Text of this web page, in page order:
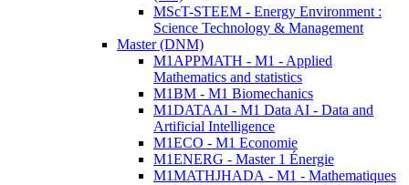
MScT-STEEM - Energy Environment :
Science Technology & Management
Master (DNM)
M1APPMATH - M1 - Applied
Mathematics and statistics
M1BM - M1 Biomechanics
M1DATAAI - M1 Data AI - Data and
Artificial Intelligence
M1ECO - M1 Economie
M1ENERG - Master 1 Énergie
M1MATHJHADA - M1 - Mathematiques